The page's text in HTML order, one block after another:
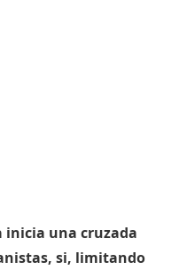
inicia una cruzada
si, limitando